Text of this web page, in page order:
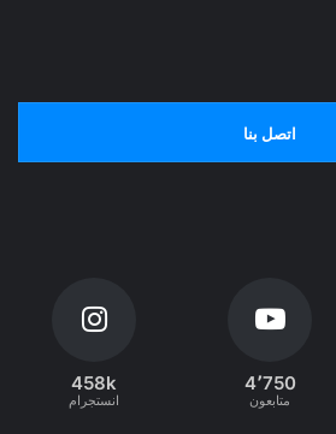
اتصل بنا
4٬750
متابعون
458k
انستجرام